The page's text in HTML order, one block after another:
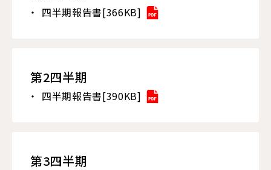
四半期報告書[366KB]
第2四半期
四半期報告書[390KB]
第3四半期